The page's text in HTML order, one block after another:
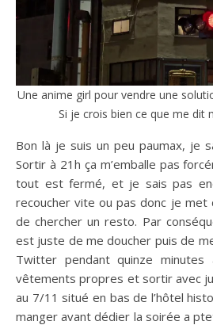
Une anime girl pour vendre une
Si je crois bien ce que me dit
Bon là je suis un peu paumax, je
Sortir à 21h ça m’emballe pas
tout est fermé, et je sais pas
recoucher vite ou pas donc je
de chercher un resto. Par
est juste de me doucher puis de
Twitter pendant quinze
vêtements propres et sortir avec
au 7/11 situé en bas de l’hôtel
manger avant dédier la soirée a